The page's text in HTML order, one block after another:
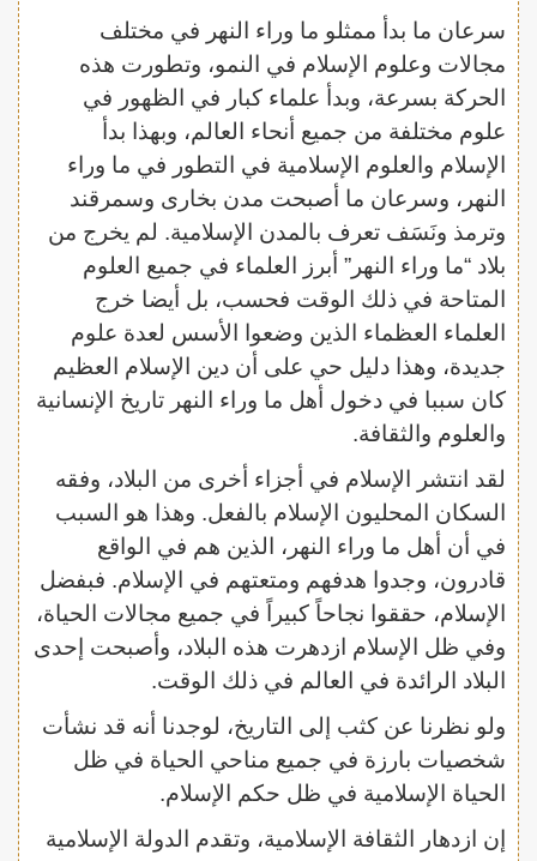
سرعان ما بدأ ممثلو ما وراء النهر في مختلف
مجالات وعلوم الإسلام في النمو، وتطورت هذه
الحركة بسرعة، وبدأ علماء كبار في الظهور في
علوم مختلفة من جميع أنحاء العالم، وبهذا بدأ
الإسلام والعلوم الإسلامية في التطور في ما وراء
النهر، وسرعان ما أصبحت مدن بخارى وسمرقند
وترمذ ونَسَف تعرف بالمدن الإسلامية. لم يخرج من
بلاد “ما وراء النهر” أبرز العلماء في جميع العلوم
المتاحة في ذلك الوقت فحسب، بل أيضا خرج
العلماء العظماء الذين وضعوا الأسس لعدة علوم
جديدة، وهذا دليل حي على أن دين الإسلام العظيم
كان سببا في دخول أهل ما وراء النهر تاريخ الإنسانية
والعلوم والثقافة.
لقد انتشر الإسلام في أجزاء أخرى من البلاد، وفقه
السكان المحليون الإسلام بالفعل. وهذا هو السبب
في أن أهل ما وراء النهر، الذين هم في الواقع
قادرون، وجدوا هدفهم ومتعتهم في الإسلام. فبفضل
الإسلام، حققوا نجاحاً كبيراً في جميع مجالات الحياة،
وفي ظل الإسلام ازدهرت هذه البلاد، وأصبحت إحدى
البلاد الرائدة في العالم في ذلك الوقت.
ولو نظرنا عن كثب إلى التاريخ، لوجدنا أنه قد نشأت
شخصيات بارزة في جميع مناحي الحياة في ظل
الحياة الإسلامية في ظل حكم الإسلام.
إن ازدهار الثقافة الإسلامية، وتقدم الدولة الإسلامية